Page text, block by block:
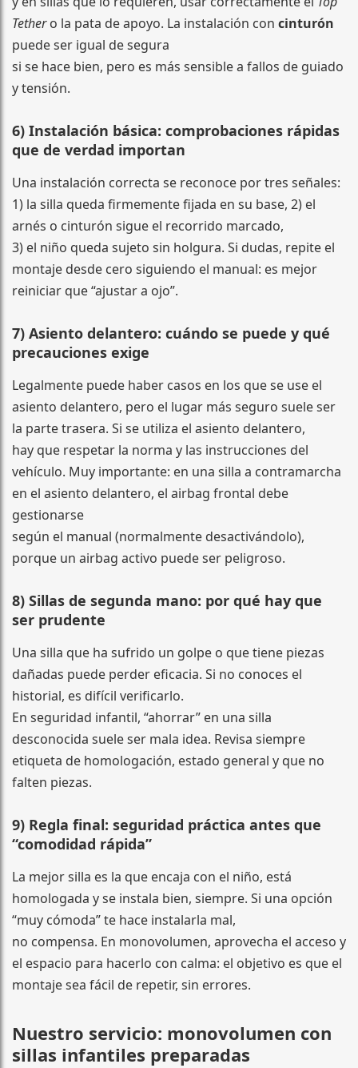
Tethero la pata de apoyo. La instalación con cinturón
puede ser igual de segura
si se hace bien, pero es más sensible a fallos de guiado
y tensión.
6) Instalación básica: comprobaciones rápidas
que de verdad importan
Una instalación correcta se reconoce por tres señales:
1) la silla queda firmemente fijada en su base, 2) el
arnés o cinturón sigue el recorrido marcado,
3) el niño queda sujeto sin holgura. Si dudas, repite el
montaje desde cero siguiendo el manual: es mejor
reiniciar que “ajustar a ojo”.
7) Asiento delantero: cuándo se puede y qué
precauciones exige
Legalmente puede haber casos en los que se use el
asiento delantero, pero el lugar más seguro suele ser
la parte trasera. Si se utiliza el asiento delantero,
hay que respetar la norma y las instrucciones del
vehículo. Muy importante: en una silla a contramarcha
en el asiento delantero, el airbag frontal debe
gestionarse
según el manual (normalmente desactivándolo),
porque un airbag activo puede ser peligroso.
8) Sillas de segunda mano: por qué hay que
ser prudente
Una silla que ha sufrido un golpe o que tiene piezas
dañadas puede perder eficacia. Si no conoces el
historial, es difícil verificarlo.
En seguridad infantil, “ahorrar” en una silla
desconocida suele ser mala idea. Revisa siempre
etiqueta de homologación, estado general y que no
falten piezas.
9) Regla final: seguridad práctica antes que
“comodidad rápida”
La mejor silla es la que encaja con el niño, está
homologada y se instala bien, siempre. Si una opción
“muy cómoda” te hace instalarla mal,
no compensa. En monovolumen, aprovecha el acceso y
el espacio para hacerlo con calma: el objetivo es que el
montaje sea fácil de repetir, sin errores.
Nuestro servicio: monovolumen con
sillas infantiles preparadas